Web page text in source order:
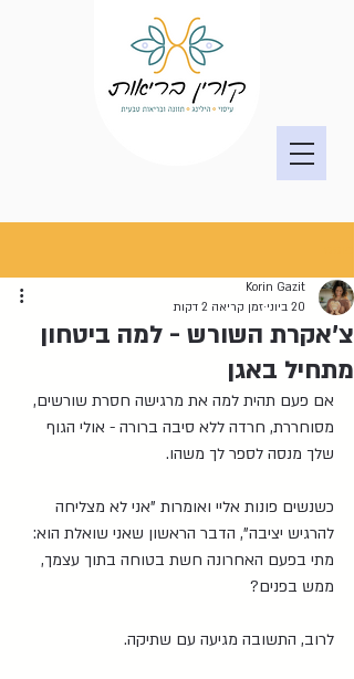
צ'אקרת השורש - למה ביטחון
מתחיל באגן
Korin Gazit
20 ביוני
זמן קריאה 2 דקות
אם פעם תהית למה את מרגישה חסרת שורשים,
מסוחררת, חרדה ללא סיבה ברורה - אולי הגוף
שלך מנסה לספר לך משהו.
כשנשים פונות אליי ואומרות "אני לא מצליחה
להרגיש יציבה", הדבר הראשון שאני שואלת הוא:
מתי בפעם האחרונה חשת בטוחה בתוך עצמך,
ממש בפנים?
לרוב, התשובה מגיעה עם שתיקה.